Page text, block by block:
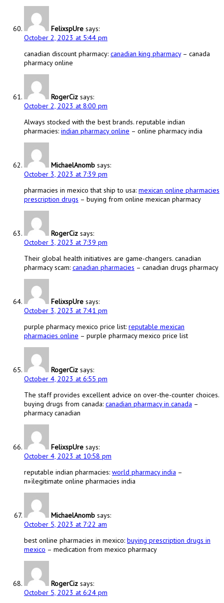
FelixspUre says:
October 2, 2023 at 5:44 pm
canadian discount pharmacy: canadian king pharmacy– canada
pharmacy online
RogerCiz says:
October 2, 2023 at 8:00 pm
Always stocked with the best brands. reputable indian
pharmacies: indian pharmacy online – online pharmacy india
MichaelAnomb says:
October 3, 2023 at 7:39 pm
pharmacies in mexico that ship to usa: mexican online pharmacies
prescription drugs – buying from online mexican pharmacy
RogerCiz says:
October 3, 2023 at 7:39 pm
Their global health initiatives are game-changers. canadian
pharmacy scam: canadian pharmacies – canadian drugs pharmacy
FelixspUre says:
October 3, 2023 at 7:41 pm
purple pharmacy mexico price list: reputable mexican
pharmacies online – purple pharmacy mexico price list
RogerCiz says:
October 4, 2023 at 6:55 pm
The staff provides excellent advice on over-the-counter choices.
buying drugs from canada: canadian pharmacy in canada –
pharmacy canadian
FelixspUre says:
October 4, 2023 at 10:58 pm
reputable indian pharmacies: world pharmacy india –
п»їlegitimate online pharmacies india
MichaelAnomb says:
October 5, 2023 at 7:22 am
best online pharmacies in mexico: buying prescription drugs in
mexico – medication from mexico pharmacy
RogerCiz says:
October 5, 2023 at 6:24 pm